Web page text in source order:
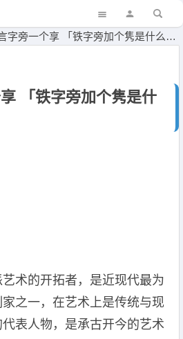
字旁一个享 「铁字旁加个隽是什么字」
「铁字旁加个隽是什
术的开拓者，是近现代最为
之一，在艺术上是传统与现
表人物，是承古开今的艺术